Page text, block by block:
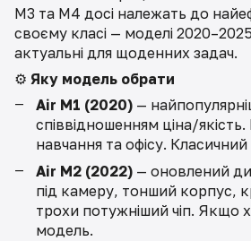
M3 та M4 досі належать до
своєму класі — моделі
актуальні для щоденних задач.
⚙️ Яку модель обрати
Air M1 (2020) —
співвідношенням ціна/
навчання та офісу.
Air M2 (2022) — оновлений
під камеру, тонший корпус,
трохи потужніший чіп. Якщо
модель.